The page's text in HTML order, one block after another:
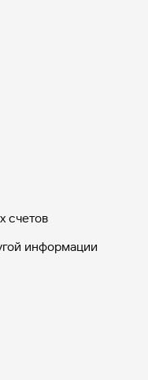
счетов
информации